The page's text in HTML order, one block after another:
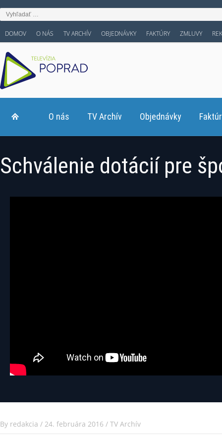
DOMOV O NÁS TV ARCHÍV OBJEDNÁVKY FAKTÚRY ZMLUVY
O nás TV Archív Objednávky
Schválenie dotácií pre
By redakcia / 24. februára 2016 / TV Archív